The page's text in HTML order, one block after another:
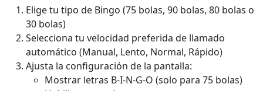
Elige tu tipo de Bingo (75 bolas, 90 bolas, 80 bolas o
30 bolas)
Selecciona tu velocidad preferida de llamado
automático (Manual, Lento, Normal, Rápido)
Ajusta la configuración de la pantalla:
Mostrar letras B-I-N-G-O (solo para 75 bolas)